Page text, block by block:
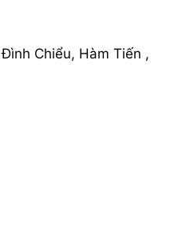
Chiểu, Hàm Tiến ,